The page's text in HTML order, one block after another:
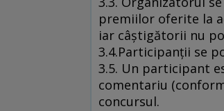
premiilor oferite la
iar câştigătorii nu
3.4.Participanţii se
3.5. Un participant
comentariu
concursul.